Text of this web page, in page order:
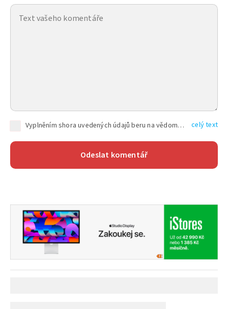
Vyplněním shora uvedených údajů beru na vědomí, že společnost TEXT FACTORY s.r.o., sídlem Brno, Durďákova 336/29, Černá Pole, PSČ: 613 00, IČ: 06157831, zapsané u Krajského soudu v Brně, oddíl C, vložka 100399, bude zpracovávat mé osobní údaje uvedené v rámci mnou vyplněného registračního formuláře na základě oprávněných zájmů TEXT FACTORY s.r.o. dle čl. 6 odst. 1 písm. f) GDPR a pro splnění právních povinností (čl. 6 odst. 1 písm. c) GDPR), a to pro tyto účely: nezbytnost zajistit oprávnění návštěvníka webových stránek provozovaných společností TEXT FACTORY s.r.o. přispívat aktivně ke zveřejněným článkům nebo v rámci diskusních fór a výkon práv TEXT FACTORY s.r.o. jako administrátora těchto diskusních fór. Více informací o zpracování osobních údajů a právech lze nalézt v celý text